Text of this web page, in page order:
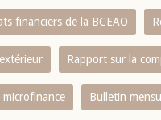
financiers de la BCEAO
Rapport sur la
Bulletin